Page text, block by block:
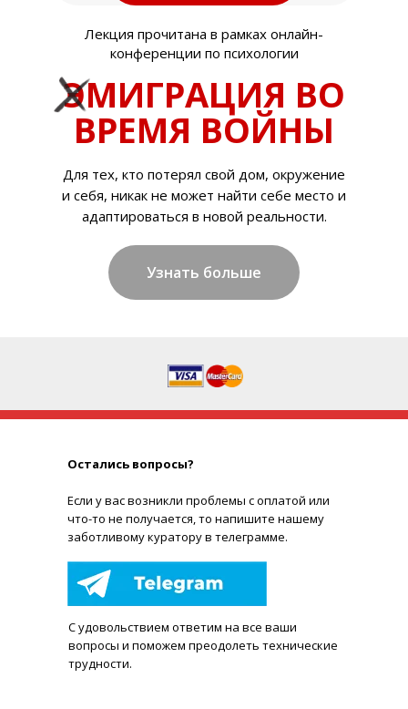
Узнать больше
Лекция прочитана в рамках онлайн-
конференции по психологии
Для тех, кто потерял свой дом, окружение
и себя, никак не может найти себе место и
адаптироваться в новой реальности.
ЭМИГРАЦИЯ ВО
ВРЕМЯ ВОЙНЫ
Остались вопросы?
Если у вас возникли проблемы с оплатой или
что-то не получается, то напишите нашему
заботливому куратору в телеграмме.
С удовольствием ответим на все ваши
вопросы и поможем преодолеть технические
трудности.